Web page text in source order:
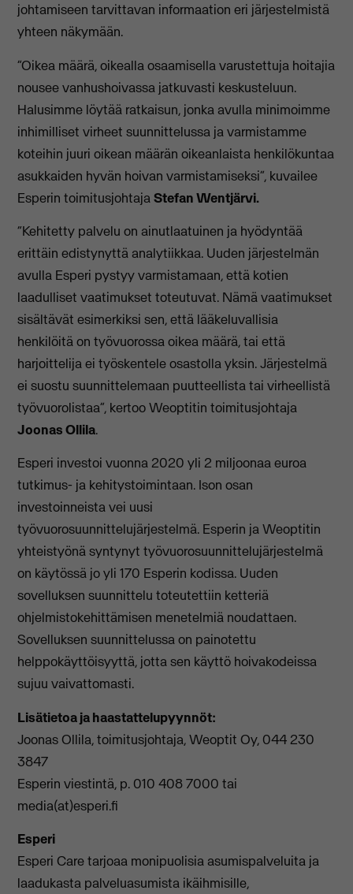
johtamiseen tarvittavan informaation eri järjestelmistä
yhteen näkymään.
”Oikea määrä, oikealla osaamisella varustettuja hoitajia
nousee vanhushoivassa jatkuvasti keskusteluun.
Halusimme löytää ratkaisun, jonka avulla minimoimme
inhimilliset virheet suunnittelussa ja varmistamme
koteihin juuri oikean määrän oikeanlaista henkilökuntaa
asukkaiden hyvän hoivan varmistamiseksi”, kuvailee
Esperin toimitusjohtajaStefan Wentjärvi.
“Kehitetty palvelu on ainutlaatuinen ja hyödyntää
erittäin edistynyttä analytiikkaa. Uuden järjestelmän
avulla Esperi pystyy varmistamaan, että kotien
laadulliset vaatimukset toteutuvat. Nämä vaatimukset
sisältävät esimerkiksi sen, että lääkeluvallisia
henkilöitä on työvuorossa oikea määrä, tai että
harjoittelija ei työskentele osastolla yksin. Järjestelmä
ei suostu suunnittelemaan puutteellista tai virheellistä
työvuorolistaa”, kertoo Weoptitin toimitusjohtaja
Joonas Ollila.
Esperi investoi vuonna 2020 yli 2 miljoonaa euroa
tutkimus- ja kehitystoimintaan. Ison osan
investoinneista vei uusi
työvuorosuunnittelujärjestelmä. Esperin ja Weoptitin
yhteistyönä syntynyt työvuorosuunnittelujärjestelmä
on käytössä jo yli 170 Esperin kodissa. Uuden
sovelluksen suunnittelu toteutettiin ketteriä
ohjelmistokehittämisen menetelmiä noudattaen.
Sovelluksen suunnittelussa on painotettu
helppokäyttöisyyttä, jotta sen käyttö hoivakodeissa
sujuu vaivattomasti.
Lisätietoa ja haastattelupyynnöt:
Joonas Ollila, toimitusjohtaja, Weoptit Oy, 044 230
3847
Esperin viestintä, p. 010 408 7000 tai
media(at)esperi.fi
Esperi
Esperi Care tarjoaa monipuolisia asumispalveluita ja
laadukasta palveluasumista ikäihmisille,